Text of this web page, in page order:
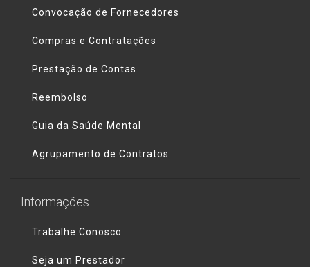
Convocação de Fornecedores
Compras e Contratações
Prestação de Contas
Reembolso
Guia da Saúde Mental
Agrupamento de Contratos
Informações
Trabalhe Conosco
Seja um Prestador